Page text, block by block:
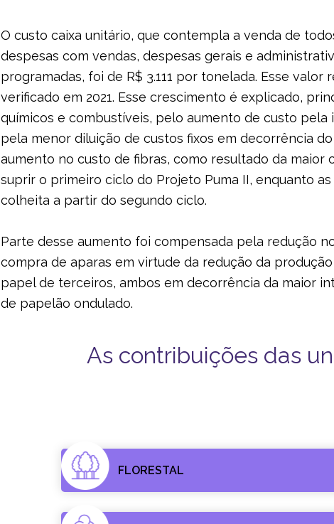
O custo caixa unitário, que contempla a venda de
despesas com vendas, despesas gerais e
programadas, foi de R$ 3.111 por tonelada. Esse
verificado em 2021. Esse crescimento é explicado,
químicos e combustíveis, pelo aumento de custo pela
pela menor diluição de custos fixos em decorrência
aumento no custo de fibras, como resultado da maior
suprir o primeiro ciclo do Projeto Puma II, enquanto
colheita a partir do segundo ciclo.
Parte desse aumento foi compensada pela redução
compra de aparas em virtude da redução da
papel de terceiros, ambos em decorrência da maior
de papelão ondulado.
As contribuições das
FLORESTAL